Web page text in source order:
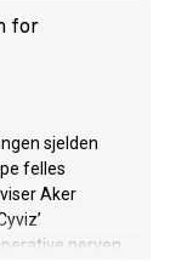
for
sjelden
felles
Aker
nerven